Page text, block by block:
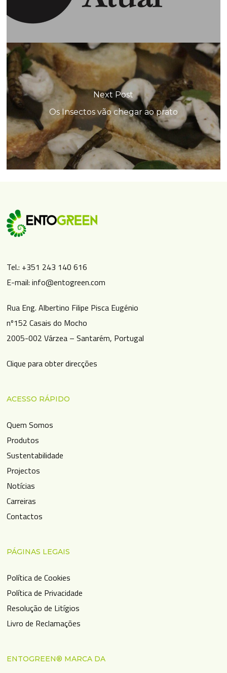
Next Post
Os Insectos vão chegar ao prato
Tel.: +351 243 140 616
E-mail: info@entogreen.com
Rua Eng. Albertino Filipe Pisca Eugénio
nº152 Casais do Mocho
2005-002 Várzea – Santarém, Portugal
Clique para obter direcções
ACESSO RÁPIDO
Quem Somos
Produtos
Sustentabilidade
Projectos
Notícias
Carreiras
Contactos
PÁGINAS LEGAIS
Política de Cookies
Política de Privacidade
Resolução de Litígios
Livro de Reclamações
ENTOGREEN® MARCA DA